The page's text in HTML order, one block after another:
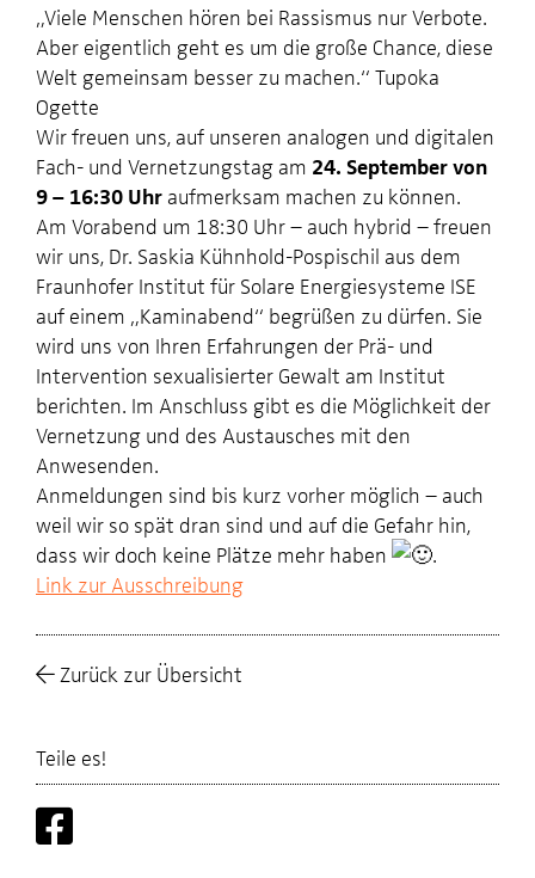
„Viele Menschen hören bei Rassismus nur Verbote.
Aber eigentlich geht es um die große Chance, diese
Welt gemeinsam besser zu machen.“ Tupoka
Ogette
Wir freuen uns, auf unseren analogen und digitalen
Fach- und Vernetzungstag am 24. September von
9 – 16:30 Uhr aufmerksam machen zu können.
Am Vorabend um 18:30 Uhr – auch hybrid – freuen
wir uns, Dr. Saskia Kühnhold-Pospischil aus dem
Fraunhofer Institut für Solare Energiesysteme ISE
auf einem „Kaminabend“ begrüßen zu dürfen. Sie
wird uns von Ihren Erfahrungen der Prä- und
Intervention sexualisierter Gewalt am Institut
berichten. Im Anschluss gibt es die Möglichkeit der
Vernetzung und des Austausches mit den
Anwesenden.
Anmeldungen sind bis kurz vorher möglich – auch
weil wir so spät dran sind und auf die Gefahr hin,
dass wir doch keine Plätze mehr haben
.
Link zur Ausschreibung
Zurück zur Übersicht
Teile es!